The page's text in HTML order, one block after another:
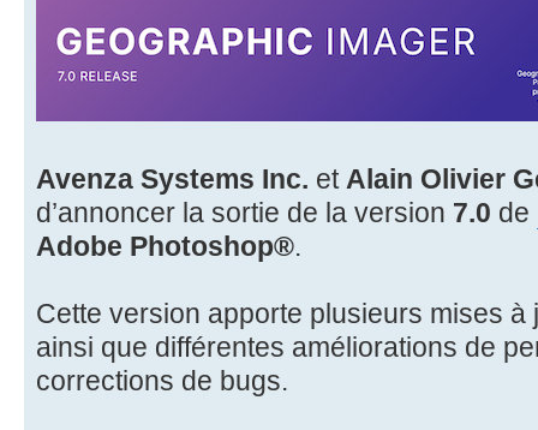
Avenza Systems Inc. et Alain Olivier
d’annoncer la sortie de la version 7.0 de
Adobe Photoshop®.
Cette version apporte plusieurs mises à
ainsi que différentes améliorations de
corrections de bugs.